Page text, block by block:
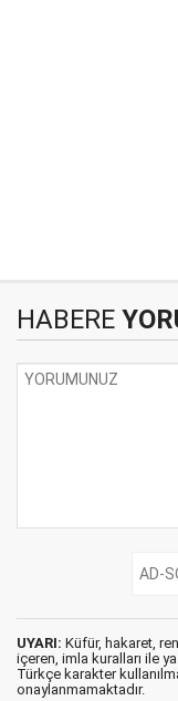
HABERE
UYARI: Küfür, hakaret,
içeren, imla kuralları ile
Türkçe karakter
onaylanmamaktadır.